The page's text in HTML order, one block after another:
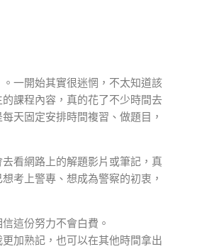
一開始其實很迷惘，不太知道該
課程內容，真的花了不少時間去
天固定安排時間複習、做題目，
看網路上的解題影片或筆記，真
考上警專、想成為警察的初衷，
這份努力不會白費。
加熟記，也可以在其他時間拿出